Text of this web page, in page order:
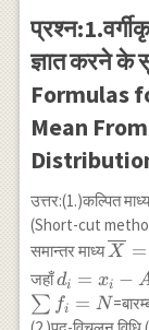
ज्ञात करने
Formulas
Mean
उत्तर:(1.)कल्पित
(Short-cut
समान्तर माध्य
f_i
X =
जहाँ
A
di = xi −
\sum
∑ fi = N